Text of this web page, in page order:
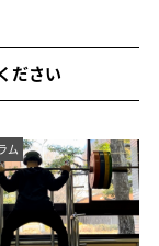
ださい
ム